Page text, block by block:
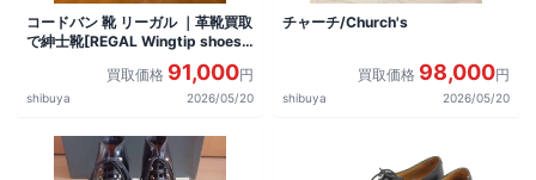
コードバン 靴 リーガル ｜革靴買取
で紳士靴[REGAL Wingtip shoes]
買取価格 91,000円
shibuya 2026/05/20
チャーチ/Church's
買取価格 98,000円
shibuya 2026/05/20